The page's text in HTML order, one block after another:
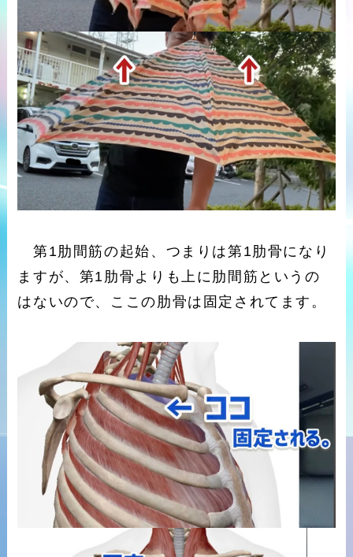
第1肋間筋の起始、つまりは第1肋骨になり
ますが、第1肋骨よりも上に肋間筋というの
はないので、ここの肋骨は固定されてます。